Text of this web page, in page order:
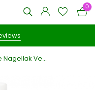
0
Nagellak Ve...